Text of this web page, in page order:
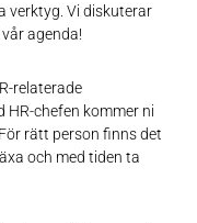
verktyg. Vi diskuterar
agenda!
relaterade
chefen kommer ni
rätt person finns det
och med tiden ta